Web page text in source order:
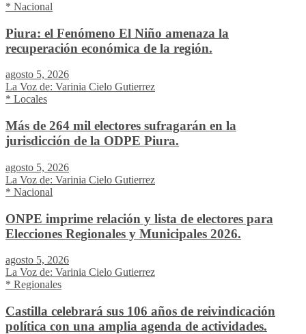
* Nacional
Piura: el Fenómeno El Niño amenaza la
recuperación económica de la región.
agosto 5, 2026
La Voz de: Varinia Cielo Gutierrez
* Locales
Más de 264 mil electores sufragarán en la
jurisdicción de la ODPE Piura.
agosto 5, 2026
La Voz de: Varinia Cielo Gutierrez
* Nacional
ONPE imprime relación y lista de electores para
Elecciones Regionales y Municipales 2026.
agosto 5, 2026
La Voz de: Varinia Cielo Gutierrez
* Regionales
Castilla celebrará sus 106 años de reivindicación
política con una amplia agenda de actividades.